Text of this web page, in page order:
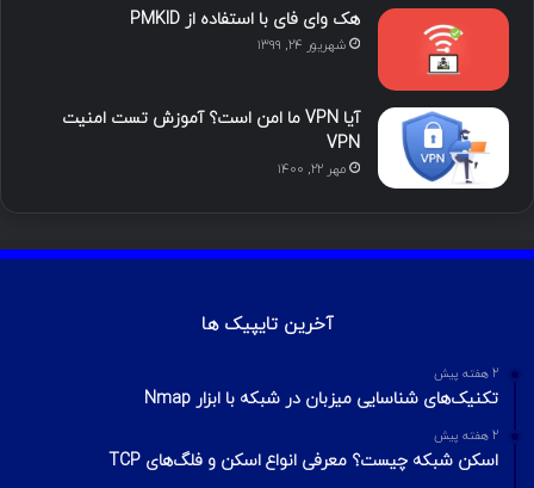
هک وای فای با استفاده از PMKID
شهریور ۲۴, ۱۳۹۹
آیا VPN ما امن است؟ آموزش تست امنیت
VPN
مهر ۲۲, ۱۴۰۰
آخرین تایپیک ها
2 هفته پیش
تکنیک‌های شناسایی میزبان در شبکه با ابزار Nmap
2 هفته پیش
اسکن شبکه چیست؟ معرفی انواع اسکن و فلگ‌های TCP